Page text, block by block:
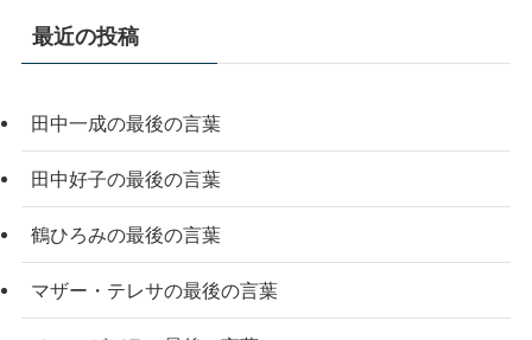
最近の投稿
田中一成の最後の言葉
田中好子の最後の言葉
鶴ひろみの最後の言葉
マザー・テレサの最後の言葉